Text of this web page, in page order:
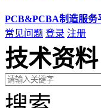
PCB&PCBA制造服务
常见问题 登录 注册
技术资料